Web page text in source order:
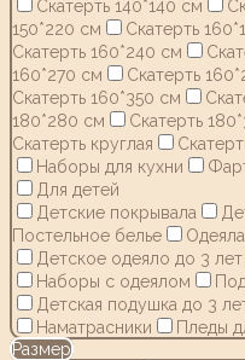
Скатерть 140*140 см
150*220 см
Скатерть
Скатерть 160*240 см
160*270 см
Скатерть
Скатерть 160*350 см
180*280 см
Скатерть
Скатерть круглая
Наборы для кухни
Для детей
Детские покрывала
Постельное белье
Одеяла
Детское одеяло до 3 лет
Наборы с одеялом
Детская подушка до 3
Наматрасники
Пледы
Размер